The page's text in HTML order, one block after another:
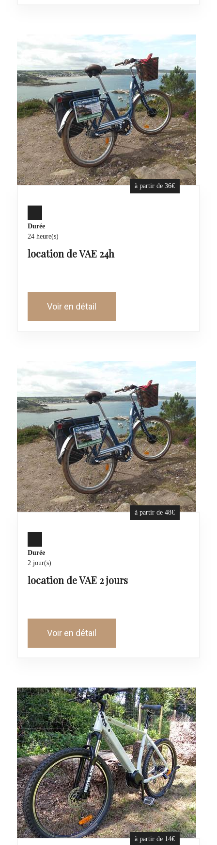
à partir de 36€
Durée
24 heure(s)
location de VAE 24h
Voir en détail
à partir de 48€
Durée
2 jour(s)
location de VAE 2 jours
Voir en détail
à partir de 14€